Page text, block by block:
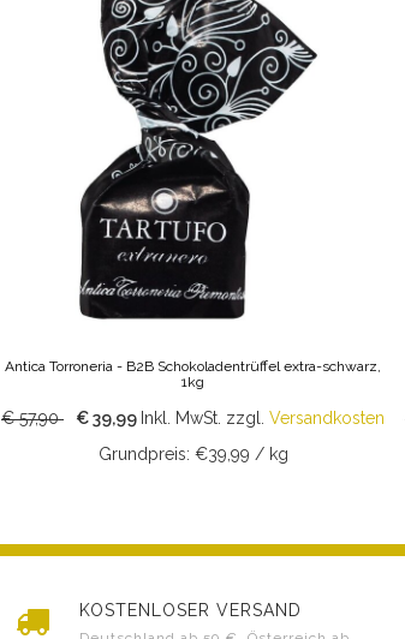
Antica Torroneria - B2B Schokoladentrüffel extra-schwarz,
1kg
€ 57,90 € 39,99 Inkl. MwSt. zzgl. Versandkosten
Grundpreis: €39,99 / kg
KOSTENLOSER VERSAND